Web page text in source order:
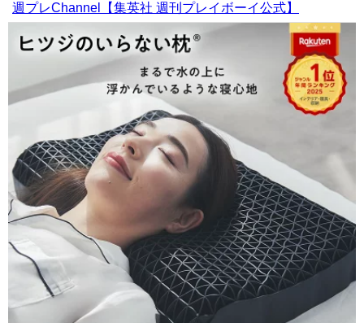
週プレChannel【集英社 週刊プレイボーイ公式】